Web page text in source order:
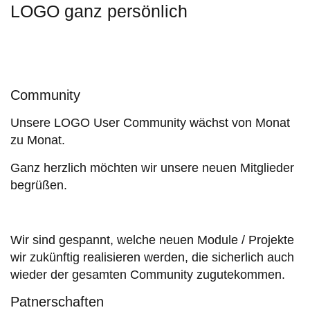
LOGO ganz persönlich
Community
Unsere LOGO User Community wächst von Monat
zu Monat.
Ganz herzlich möchten wir unsere neuen Mitglieder
begrüßen.
Wir sind gespannt, welche neuen Module / Projekte
wir zukünftig realisieren werden, die sicherlich auch
wieder der gesamten Community zugutekommen.
Patnerschaften